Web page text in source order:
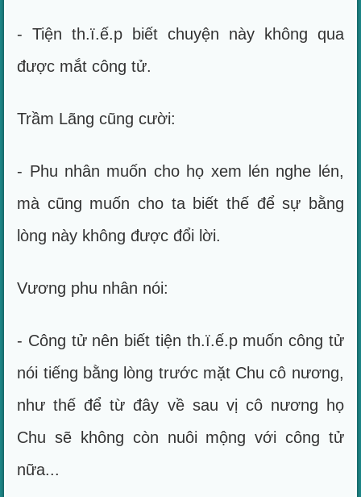
- Tiện th.ï.ế.p biết chuyện này không qua
được mắt công tử.
Trầm Lãng cũng cười:
- Phu nhân muốn cho họ xem lén nghe lén,
mà cũng muốn cho ta biết thế để sự bằng
lòng này không được đổi lời.
Vương phu nhân nói:
- Công tử nên biết tiện th.ï.ế.p muốn công tử
nói tiếng bằng lòng trước mặt Chu cô nương,
như thế để từ đây về sau vị cô nương họ
Chu sẽ không còn nuôi mộng với công tử
nữa...